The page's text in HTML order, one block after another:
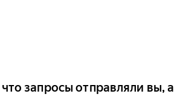
запросы отправляли вы, а